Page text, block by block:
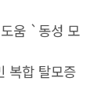
움 `동성 모
복합 탈모증